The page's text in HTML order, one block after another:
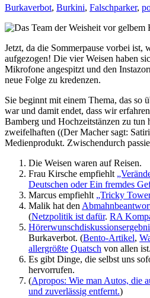
Burkaverbot, Burkini, Falschparker,
Jetzt, da die Sommerpause vorbei ist,
aufgezogen! Die vier Weisen haben
Mikrofone angespitzt und den
neue Folge zu kredenzen.
Sie beginnt mit einem Thema, das so
war und damit endet, dass wir
Bamberg und Hochzeitstänzen zu tun
zweifelhaften ((Der Macher sagt:
Medienprodukt. Zwischendurch
Die Weisen waren auf Reisen.
Frau Kirsche empfiehlt
Deutschen oder Ein fremdes
Marcus empfiehlt „Tricky
Malik hat den
(Netzpolitik ist dafür. RA
Burkaverbot. (Bento-Artikel,
allergrößte Quatsch von allen
Es gibt Dinge, die selbst uns
hervorrufen.
(Apropos: Wie man Autos, die
und zuverlässig entfernt.)